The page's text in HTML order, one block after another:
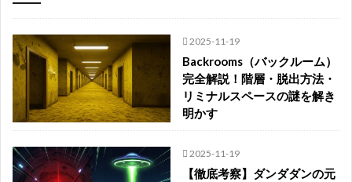
2025-11-19
Backrooms（バックルーム）
完全解説！階層・脱出方法・
リミナルスペースの謎を解き
明かす
2025-11-19
【徹底考察】ダンダダンの元